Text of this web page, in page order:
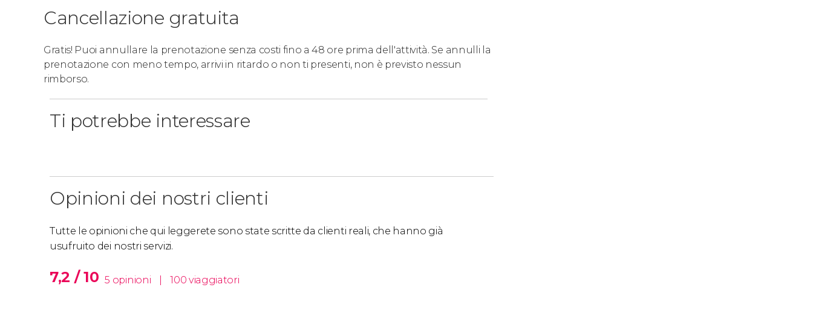
Cancellazione gratuita
Gratis! Puoi annullare la prenotazione senza costi fino a 48 ore prima dell'attività. Se annulli la
prenotazione con meno tempo, arrivi in ritardo o non ti presenti, non è previsto nessun
rimborso.
Ti potrebbe interessare
Opinioni dei nostri clienti
Tutte le opinioni che qui leggerete sono state scritte da clienti reali, che hanno già
usufruito dei nostri servizi.
7,2 / 10 5 opinioni 100 viaggiatori